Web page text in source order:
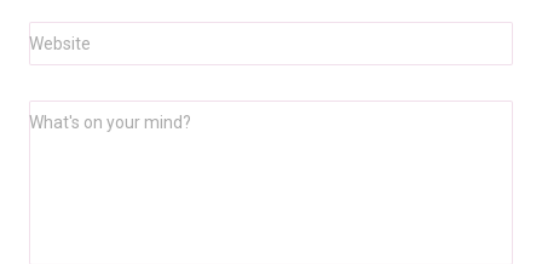
Website
What's on your mind?